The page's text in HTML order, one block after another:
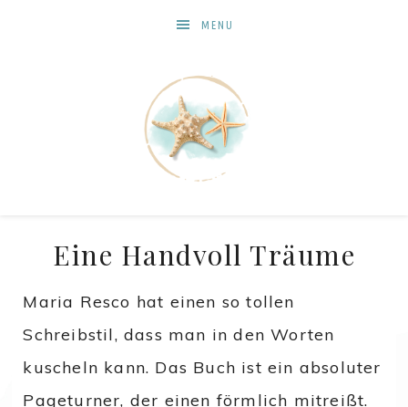
MENU
Eine Handvoll Träume
Maria Resco hat einen so tollen
Schreibstil, dass man in den Worten
kuscheln kann. Das Buch ist ein absoluter
Pageturner, der einen förmlich mitreißt.